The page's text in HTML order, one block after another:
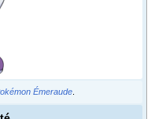
Émeraude.